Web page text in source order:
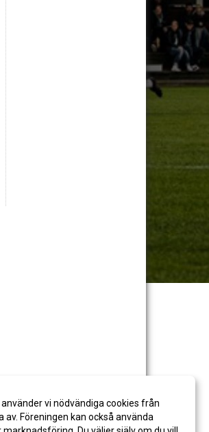
vi nödvändiga cookies från
Föreningen kan också använda